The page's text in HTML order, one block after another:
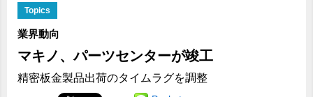
Topics
業界動向
マキノ、パーツセンターが竣工
精密板金製品出荷のタイムラグを調整